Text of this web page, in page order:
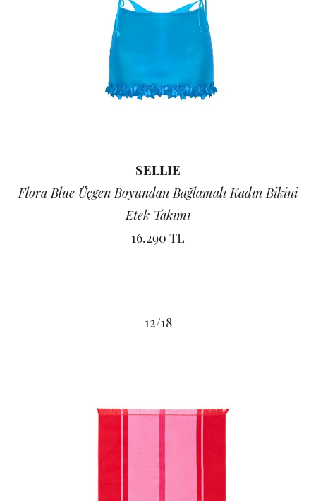
SELLIE
Flora Blue Üçgen Boyundan Bağlamalı Kadın Bikini
Etek Takımı
16.290 TL
12/18